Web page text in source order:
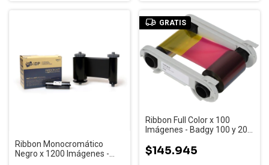
Ribbon Monocromático
Negro x 1200 Imágenes -
GRATIS
Ribbon Full Color x 100
Imágenes - Badgy 100 y 200
$145.945